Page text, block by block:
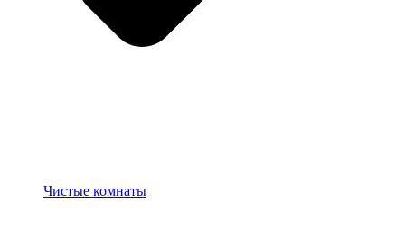
Чистые комнаты